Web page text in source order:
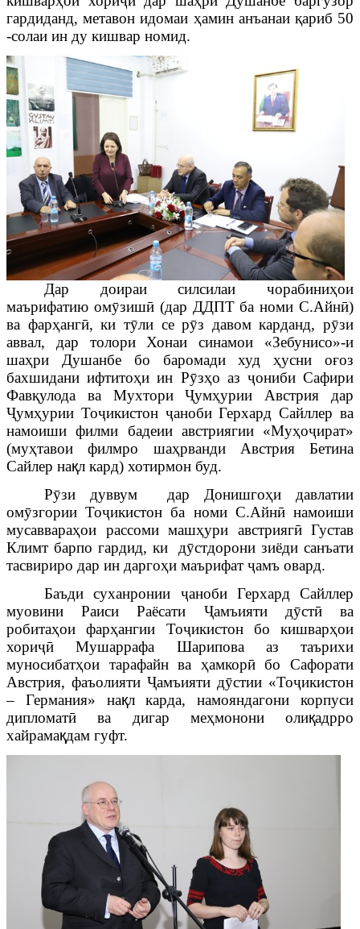
гардиданд, метавон идомаи ҳамин анъанаи қариб 50
-солаи ин ду кишвар номид.
Дар доираи силсилаи чорабиниҳои
маърифатию омӯзишӣ(дар ДДПТ ба номи С.Айнӣ)
ва фарҳангӣ, ки тӯли се рӯз давом карданд, рӯзи
аввал, дар толори Хонаи синамои «Зебунисо»-и
шаҳри Душанбе бо баромади худ ҳусни оғоз
бахшидани ифтитоҳи ин Рӯзҳо аз ҷониби Сафири
Фавқулода ва МухториҶумҳурии Австрия дар
Ҷумҳурии Тоҷикистон ҷаноби Герхард Сайллер ва
намоиши филми бадеии австриягии «Муҳоҷират»
(муҳтавои филмро шаҳрванди Австрия Бетина
Сайлер нақл кард) хотирмон буд.
Рӯзи дуввум дар Донишгоҳи давлатии
омӯзгории Тоҷикистон ба номи С.Айнӣнамоиши
мусаввараҳои рассоми машҳури австриягӣГустав
Климт барпо гардид, ки дӯстдорони зиёди санъати
тасвириро дар ин даргоҳи маърифат ҷамъ овард.
Баъди суханронии ҷаноби Герхард Сайллер
муовини Раиси Раёсати Ҷамъияти дӯстӣва
робитаҳои фарҳангии Тоҷикистон бо кишварҳои
хориҷӣ Мушаррафа Шарипова аз таърихи
муносибатҳои тарафайн ва ҳамкорӣбо Сафорати
Австрия, фаъолияти Ҷамъияти дӯстии «Тоҷикистон
– Германия» нақл карда, намояндагони корпуси
дипломатӣ ва дигар меҳмонони олиқадрро
хайрамақдам гуфт.